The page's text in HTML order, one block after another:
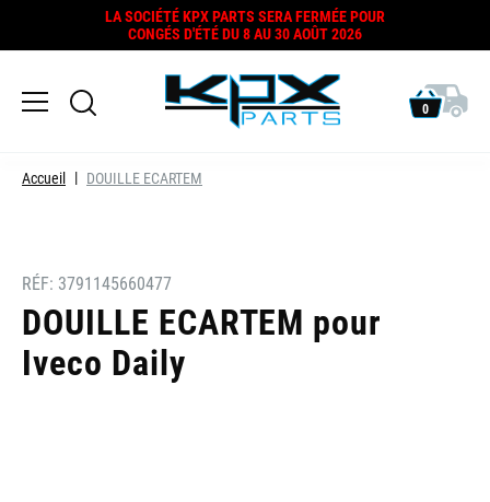
LA SOCIÉTÉ KPX PARTS SERA FERMÉE POUR
CONGÉS D'ÉTÉ DU 8 AU 30 AOÛT 2026
0
Accueil DOUILLE ECARTEM
RÉF: 3791145660477
DOUILLE ECARTEM pour
Iveco Daily